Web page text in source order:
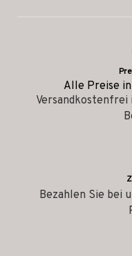
Alle Preise
Versandkostenfrei
Bezahlen Sie bei